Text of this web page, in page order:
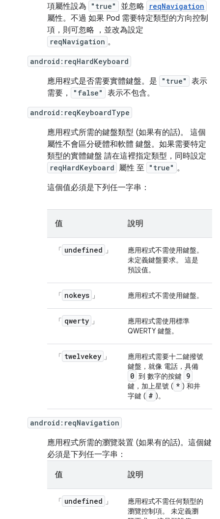
項屬性設為
"true" 並忽略 reqNavigation
屬性。不過 如果 Pod 需要特定類型的方向控制
項，則可忽略 ，並改為設定
reqNavigation 。
android:reqHardKeyboard
應用程式是否需要實體鍵盤。是 "true"
表示
需要，
"false" 表示不包含。
android:reqKeyboardType
應用程式所需的鍵盤類型 (如果有的話)。 這個
屬性不會區分硬體和軟體 鍵盤。如果需要特定
類型的實體鍵盤 請在這裡指定類型，同時設定
reqHardKeyboard 屬性 至 "true" 。
這個值必須是下列任一字串：
值 說明
「 undefined 」
應用程式不需使用鍵盤。
未定義鍵盤要求。 這是
預設值。
「 nokeys 」 應用程式不需使用鍵盤。
「 qwerty 」
應用程式需使用標準
QWERTY 鍵盤。
「 twelvekey 」
應用程式需要十二鍵撥號
鍵盤，就像 電話，具備
0 到 數字的按鍵 9
鍵，加上星號 ( * ) 和井
字鍵 ( # )。
android:reqNavigation
應用程式所需的瀏覽裝置 (如果有的話)。這個鍵
必須是下列任一字串：
值 說明
「 undefined 」
應用程式不需任何類型的
瀏覽控制項。 未定義瀏